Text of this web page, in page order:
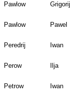
Pawlow Grigorij
Pawlow Pawel
Peredrij Iwan
Perow Ilja
Petrow Iwan